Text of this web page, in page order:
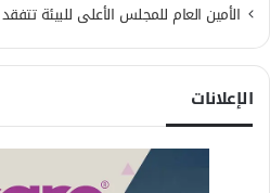
الأمين العام للمجلس الأعلى للبيئة
الإعلانات